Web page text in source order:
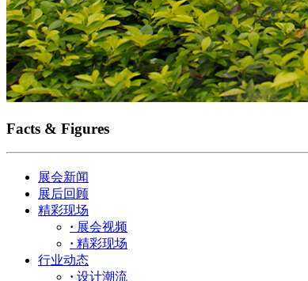
Facts & Figures
展会新闻
展后回顾
精彩现场
· 展会视频
· 精彩现场
行业动态
· 设计潮流